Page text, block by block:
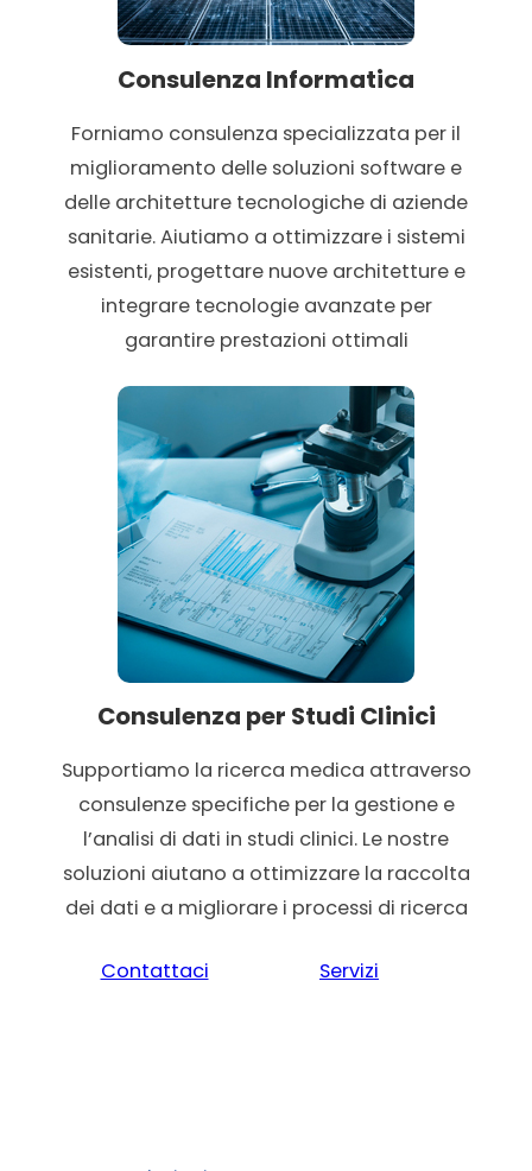
Consulenza Informatica
Forniamo consulenza specializzata per il
miglioramento delle soluzioni software e
delle architetture tecnologiche di aziende
sanitarie. Aiutiamo a ottimizzare i sistemi
esistenti, progettare nuove architetture e
integrare tecnologie avanzate per
garantire prestazioni ottimali
Consulenza per Studi Clinici
Supportiamo la ricerca medica attraverso
consulenze specifiche per la gestione e
l’analisi di dati in studi clinici. Le nostre
soluzioni aiutano a ottimizzare la raccolta
dei dati e a migliorare i processi di ricerca
Contattaci Servizi